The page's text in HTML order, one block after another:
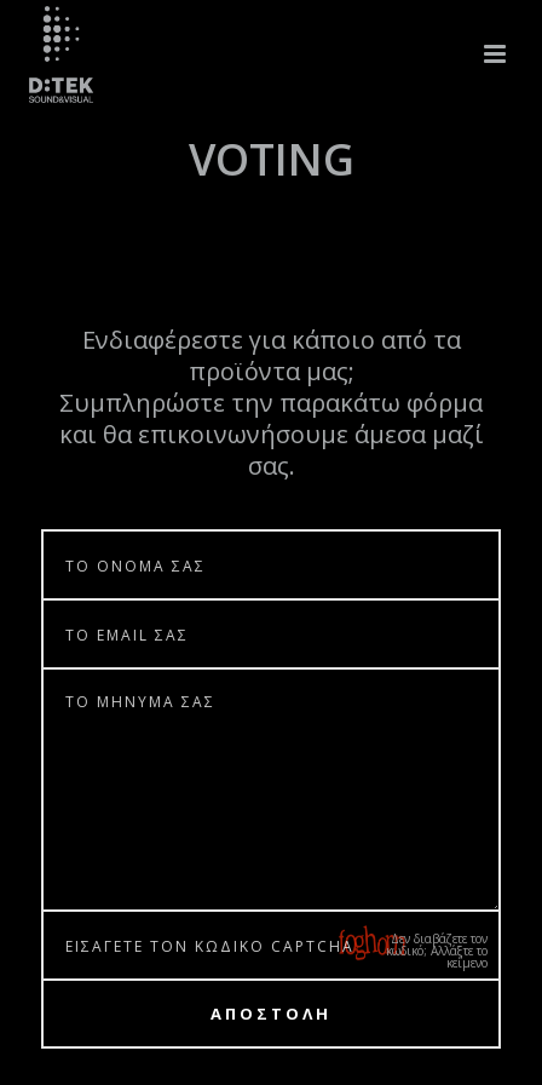
VOTING
Ενδιαφέρεστε για κάποιο από τα
προϊόντα μας;
Συμπληρώστε την παρακάτω φόρμα
και θα επικοινωνήσουμε άμεσα μαζί
σας.
Δεν διαβάζετε τον
κωδικό; Αλλάξτε το
κείμενο
ΑΠΟΣΤΟΛΗ